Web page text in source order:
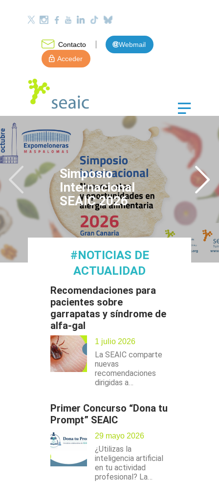
Contacto
Webmail
Acceder
Simposio
Internacional
SEAIC 2026
#NOTICIAS DE
ACTUALIDAD
Recomendaciones para
pacientes sobre
garrapatas y síndrome de
alfa-gal
1 julio 2026
La SEAIC comparte
nuevas
recomendaciones
dirigidas a…
Primer Concurso “Dona tu
Prompt” SEAIC
29 mayo 2026
¿Utilizas la
inteligencia artificial
en tu actividad
profesional? La…